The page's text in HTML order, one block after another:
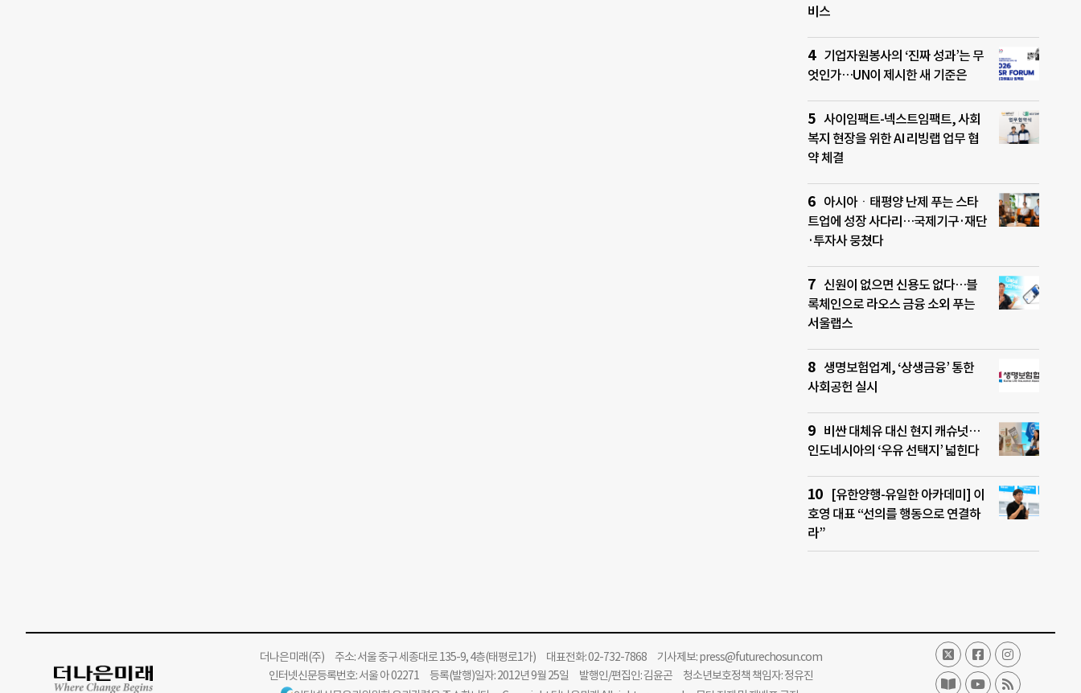
비스
기업자원봉사의 ‘진짜 성과’는 무
엇인가…UN이 제시한 새 기준은
사이임팩트-넥스트임팩트, 사회
복지 현장을 위한 AI 리빙랩 업무 협
약 체결
아시아ㆍ태평양 난제 푸는 스타
트업에 성장 사다리…국제기구·재단
·투자사 뭉쳤다
신원이 없으면 신용도 없다…블
록체인으로 라오스 금융 소외 푸는
서울랩스
생명보험업계, ‘상생금융’ 통한
사회공헌 실시
비싼 대체유 대신 현지 캐슈넛…
인도네시아의 ‘우유 선택지’ 넓힌다
[유한양행-유일한 아카데미] 이
호영 대표 “선의를 행동으로 연결하
라”
더나은미래(주)주소: 서울 중구 세종대로 135-9, 4층(태평로1가) 대표전화: 02-732-7868 기사제보:press@futurechosun.com
인터넷신문등록번호: 서울 아 02271 등록(발행)일자: 2012년 9월 25일 발행인/편집인: 김윤곤 청소년보호정책 책임자: 정유진